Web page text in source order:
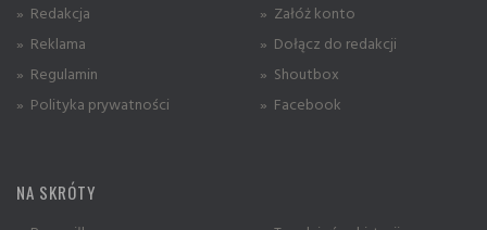
» Redakcja
» Reklama
» Regulamin
» Polityka prywatności
» Załóż konto
» Dołącz do redakcji
» Shoutbox
» Facebook
NA SKRÓTY